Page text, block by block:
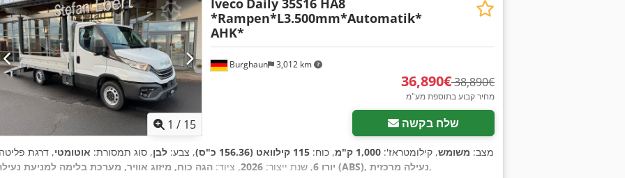
1 / 15
Burghaun 3,012 km
Iveco Daily 35S16 HA8
*Rampen*L3.500mm*Automatik*
AHK*
‏36,890 ‏€ ‏38,890 ‏€
מחיר קבוע בתוספת מע"מ
שלח בקשה
מצב: משומש, קילומטראז': 1,000 ק"מ , כוח: 115 קילוואט (156.36 כ"ס) , צבע: לבן, סוג תמסורת: אוטומטי, דרגת
יורו 6
, שנת ייצור: 2026, ציוד: הגה כוח, מיזוג אוויר, מערכת בלימה למניעת נעילה (ABS), נעילה מרכזית,